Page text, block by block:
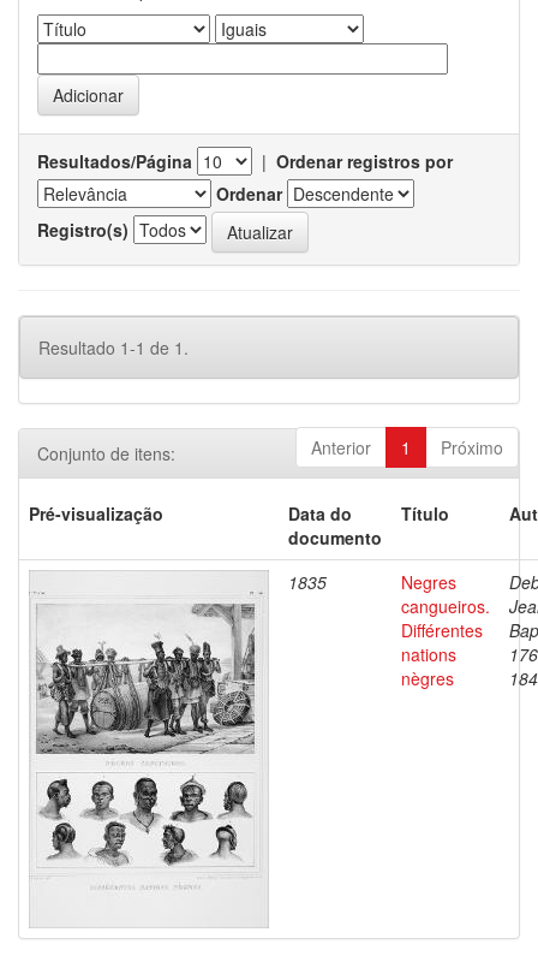
Resultados/Página | Ordenar registros por
Ordenar
Registro(s)
Resultado 1-1 de 1.
Anterior 1 Próximo
Conjunto de itens:
Pré-visualização
Data do
documento
Título
1835
Negres
cangueiros.
Différentes
nations
nègres